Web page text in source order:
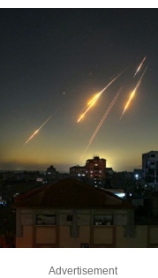
Advertisement